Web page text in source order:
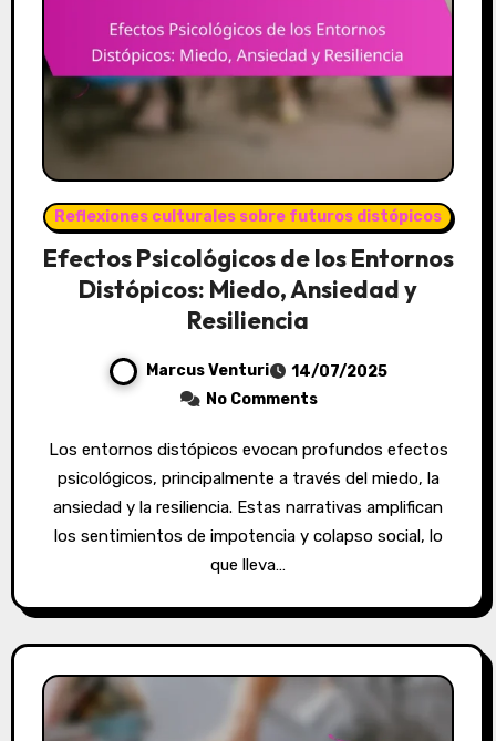
Reflexiones culturales sobre futuros distópicos
Efectos Psicológicos de los Entornos
Distópicos: Miedo, Ansiedad y
Resiliencia
Marcus Venturi
14/07/2025
No Comments
Los entornos distópicos evocan profundos efectos
psicológicos, principalmente a través del miedo, la
ansiedad y la resiliencia. Estas narrativas amplifican
los sentimientos de impotencia y colapso social, lo
que lleva…